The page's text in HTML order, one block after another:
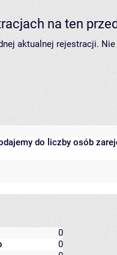
na ten
aktualnej rejestracji.
do liczby osób
0
0